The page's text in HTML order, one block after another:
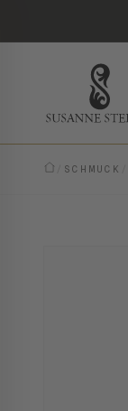
SCHMUCK